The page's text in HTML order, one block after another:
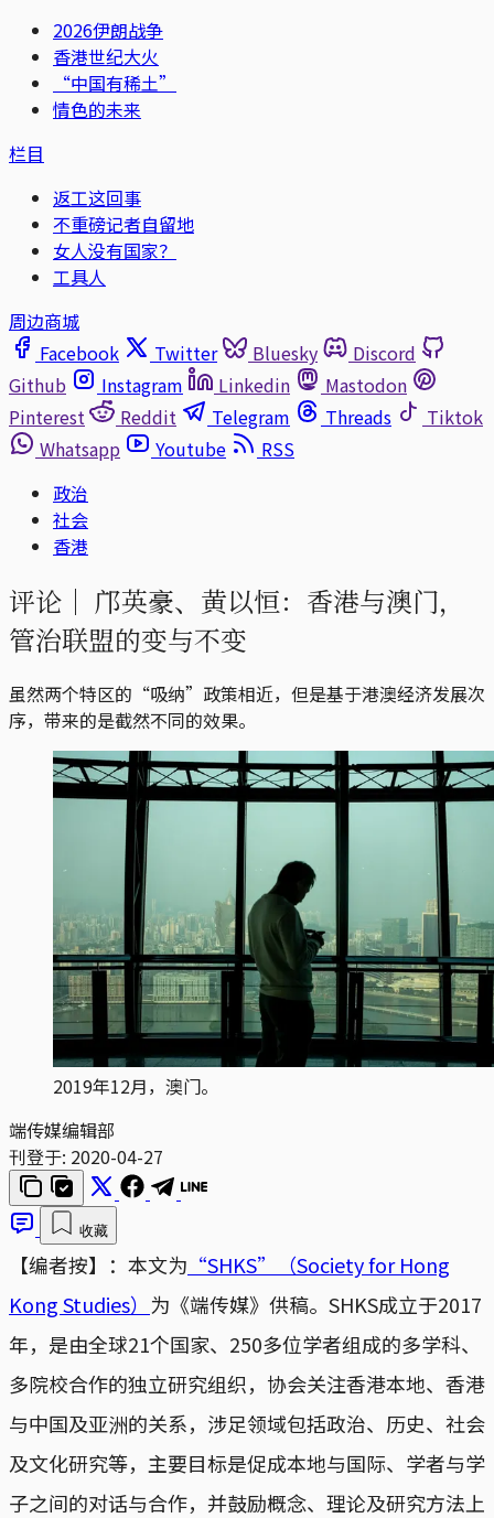
2026伊朗战争
香港世纪大火
“中国有稀土”
情色的未来
栏目
返工这回事
不重磅记者自留地
女人没有国家？
工具人
周边商城
Facebook
Twitter Bluesky
Discord
Github
Instagram Linkedin
Mastodon
Pinterest
Reddit Telegram Threads
Tiktok
Whatsapp
Youtube
RSS
政治
社会
香港
评论｜ 邝英豪、黄以恒：香港与澳门，
管治联盟的变与不变
虽然两个特区的“吸纳”政策相近，但是基于港澳经济发展次
序，带来的是截然不同的效果。
2019年12月，澳门。
端传媒编辑部
刊登于: 2020-04-27
收藏
【编者按】：本文为 “SHKS”（Society for Hong
Kong Studies） 为《端传媒》供稿。SHKS成立于2017
年，是由全球21个国家、250多位学者组成的多学科、
多院校合作的独立研究组织，协会关注香港本地、香港
与中国及亚洲的关系，涉足领域包括政治、历史、社会
及文化研究等，主要目标是促成本地与国际、学者与学
子之间的对话与合作，并鼓励概念、理论及研究方法上